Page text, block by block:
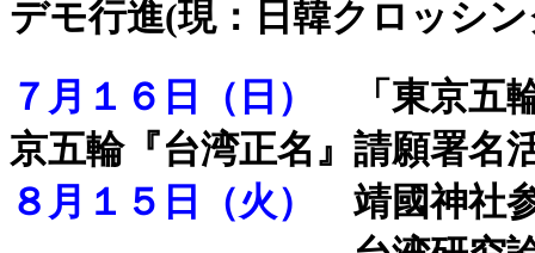
デモ行進(現：日韓クロッシ
７月１６日（日）
「東京五
京五輪『台湾正名』請願署名
８月１５日（火）靖國神社